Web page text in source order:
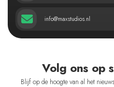
info@maxstudios.nl
Volg ons op
Blijf op de hoogte van al het